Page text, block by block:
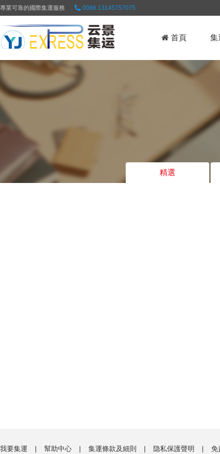
專業可靠的國際集運服務 0086 13145757075
首頁 集
精選
我要集運 | 幫助中心 | 集運條款及細則 | 隐私保護聲明 | 免